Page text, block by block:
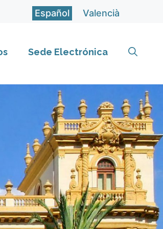
Español Valencià
Sede Electrónica